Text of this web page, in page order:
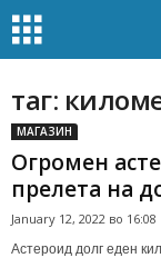
таг:
МАГАЗИН
Огромен
прелета на
January 12, 2022 во 16:08
Астероид долг еден